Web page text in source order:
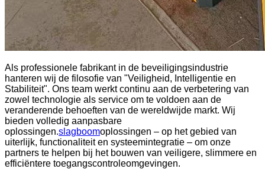
Als professionele fabrikant in de beveiligingsindustrie
hanteren wij de filosofie van "Veiligheid, Intelligentie en
Stabiliteit". Ons team werkt continu aan de verbetering van
zowel technologie als service om te voldoen aan de
veranderende behoeften van de wereldwijde markt. Wij
bieden volledig aanpasbare
oplossingen.slagboomoplossingen – op het gebied van
uiterlijk, functionaliteit en systeemintegratie – om onze
partners te helpen bij het bouwen van veiligere, slimmere en
efficiëntere toegangscontroleomgevingen.